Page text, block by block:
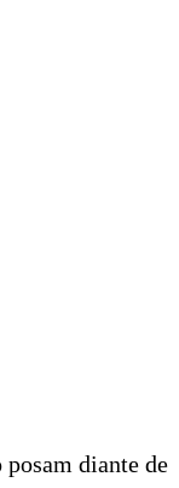
diante de